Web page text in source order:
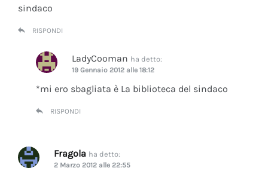
sindaco
RISPONDI
LadyCooman ha detto:
19 Gennaio 2012 alle 18:12
*mi ero sbagliata è La biblioteca del sindaco
RISPONDI
Fragola ha detto:
2 Marzo 2012 alle 22:55